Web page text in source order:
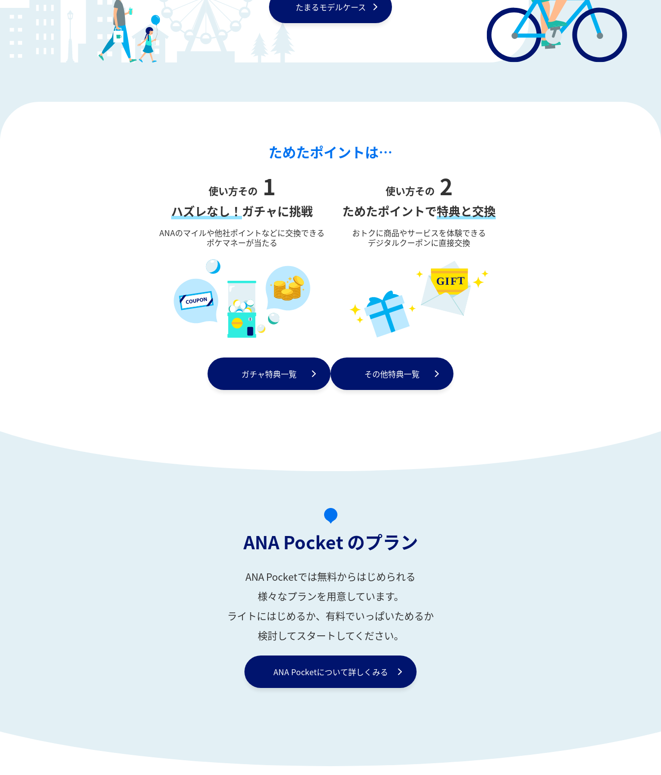
たまるモデルケース
ためたポイントは…
使い方その 1
ハズレなし！ ガチャに挑戦
ANAのマイルや他社ポイントなどに交換できる
ポケマネーが当たる
使い方その 2
ためたポイントで特典と交換
おトクに商品やサービスを体験できる
デジタルクーポンに直接交換
ガチャ特典一覧 その他特典一覧
ANA Pocket のプラン
ANA Pocketでは無料からはじめられる
様々なプランを用意しています。
ライトにはじめるか、有料でいっぱいためるか
検討してスタートしてください。
ANA Pocketについて詳しくみる